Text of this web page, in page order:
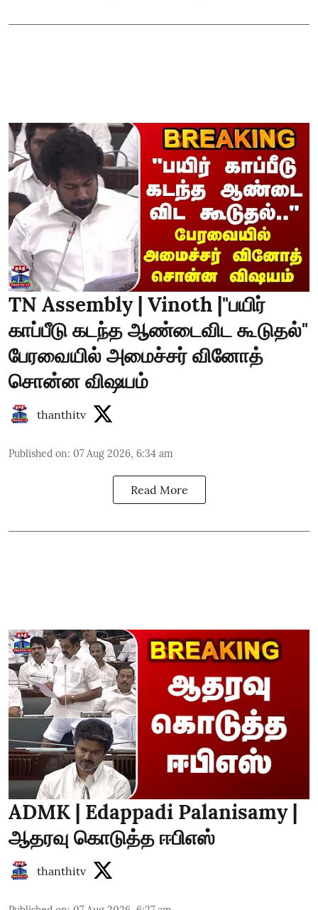
TN Assembly | Vinoth |"பயிர்
காப்பீடு கடந்த ஆண்டைவிட கூடுதல்"
பேரவையில் அமைச்சர் வினோத்
சொன்ன விஷயம்
thanthitv
Published on: 07 Aug 2026, 6:34 am
Read More
ADMK | Edappadi Palanisamy |
ஆதரவு கொடுத்த ஈபிஎஸ்
thanthitv